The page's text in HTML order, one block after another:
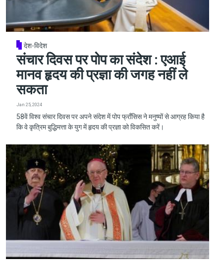
देश-विदेश
संचार दिवस पर पोप का संदेश : एआई
मानव हृदय की प्रज्ञा की जगह नहीं ले
सकता
Jan 25, 2024
58वें विश्व संचार दिवस पर अपने संदेश में पोप फ्राँसिस ने मनुष्यों से आग्रह किया है
कि वे कृत्रिम बुद्धिमत्ता के युग में हृदय की प्रज्ञा को विकसित करें।